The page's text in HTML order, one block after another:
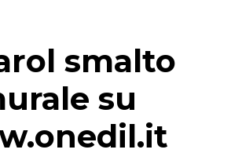
smalto
su